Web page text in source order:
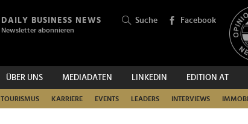
DAILY BUSINESS NEWS
Newsletter abonnieren
Suche Facebook
ÜBER UNS MEDIADATEN LINKEDIN EDITION AT
TOURISMUS KARRIERE EVENTS LEADERS INTERVIEWS
SUCHEN